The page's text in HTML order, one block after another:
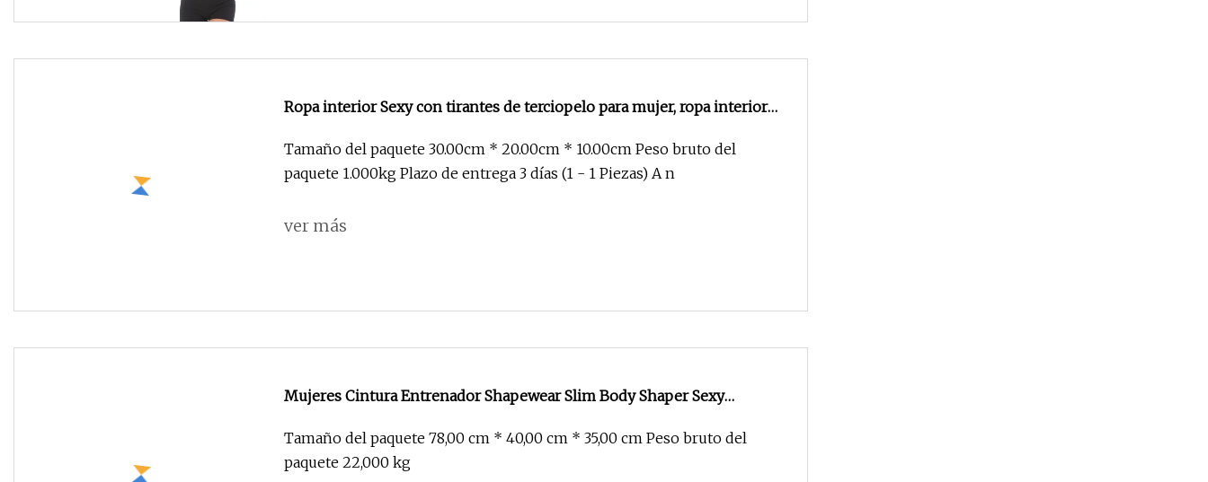
Ropa interior Sexy con tirantes de terciopelo para mujer, ropa interior
Tamaño del paquete 30.00cm * 20.00cm * 10.00cm Peso bruto del
paquete 1.000kg Plazo de entrega 3 días (1 - 1 Piezas) A n
ver más
Mujeres Cintura Entrenador Shapewear Slim Body Shaper Sexy
Tamaño del paquete 78,00 cm * 40,00 cm * 35,00 cm Peso bruto del
paquete 22,000 kg